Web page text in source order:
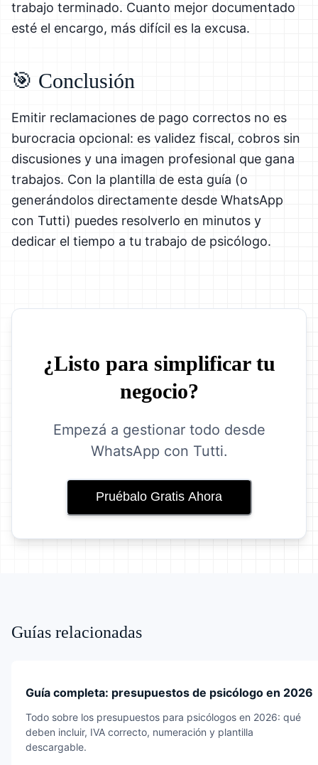
trabajo terminado. Cuanto mejor documentado
esté el encargo, más difícil es la excusa.
🎯 Conclusión
Emitir reclamaciones de pago correctos no es
burocracia opcional: es validez fiscal, cobros sin
discusiones y una imagen profesional que gana
trabajos. Con la plantilla de esta guía (o
generándolos directamente desde WhatsApp
con Tutti) puedes resolverlo en minutos y
dedicar el tiempo a tu trabajo de psicólogo.
¿Listo para simplificar tu
negocio?
Empezá a gestionar todo desde
WhatsApp con Tutti.
Pruébalo Gratis Ahora
Guías relacionadas
Guía completa: presupuestos de psicólogo en 2026
Todo sobre los presupuestos para psicólogos en 2026: qué
deben incluir, IVA correcto, numeración y plantilla
descargable.